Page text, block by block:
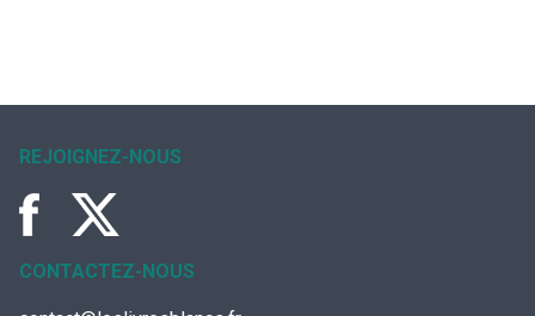
REJOIGNEZ-NOUS
CONTACTEZ-NOUS